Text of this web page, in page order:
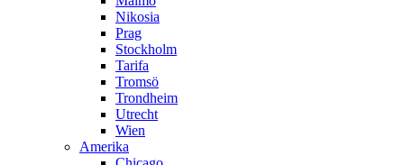
Nikosia
Prag
Stockholm
Tarifa
Tromsö
Trondheim
Utrecht
Wien
Amerika